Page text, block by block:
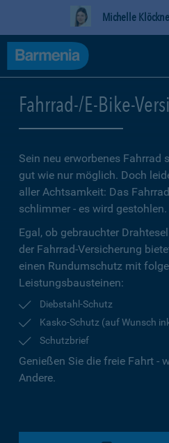
Michelle
Fahrrad-/E-Bike-
Sein neu erworbenes
gut wie nur möglich. Doch
aller Achtsamkeit: Das
schlimmer - es wird gestohlen.
Egal, ob gebrauchter
der Fahrrad-Versicherung
einen Rundumschutz mit
Leistungsbausteinen:
Diebstahl-Schutz
Kasko-Schutz (auf Wunsch
Schutzbrief
Genießen Sie die freie Fahrt -
Andere.